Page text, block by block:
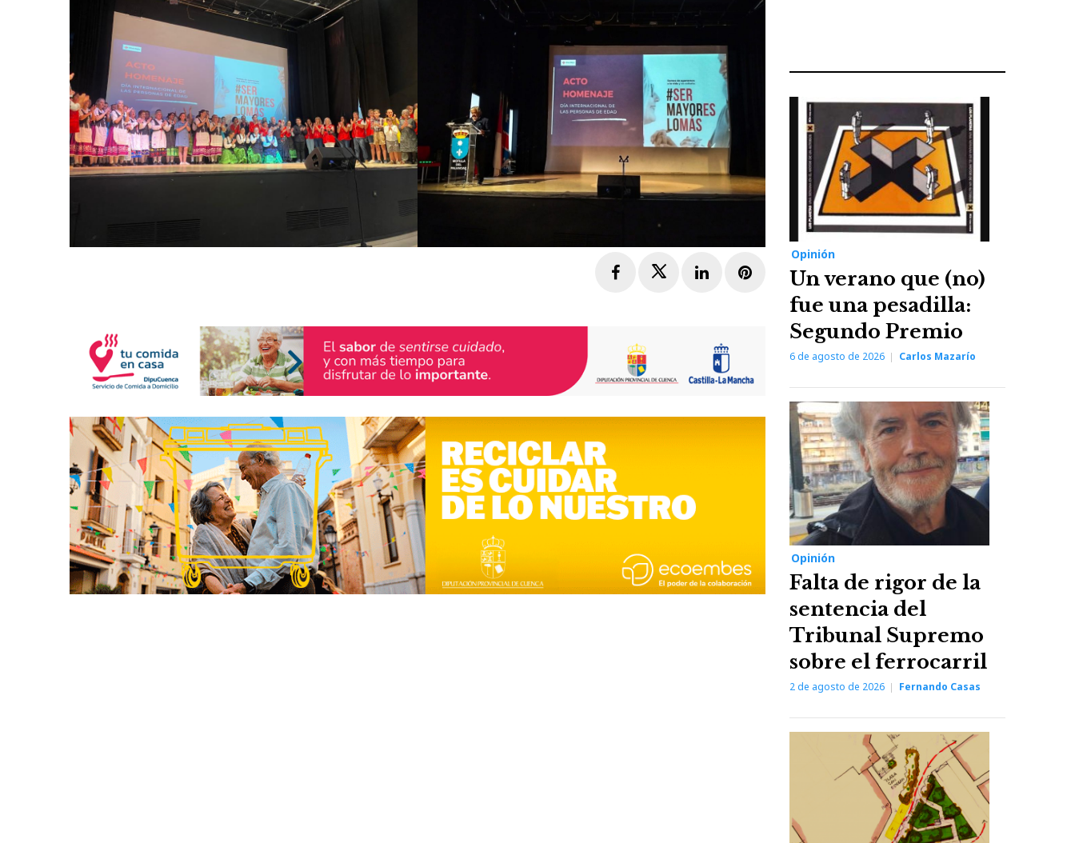
FacebookTwitterLinkedInPinterest
Opinión
Un verano que (no)
fue una pesadilla:
Segundo Premio
6 de agosto de 2026 Carlos Mazarío
Opinión
Falta de rigor de la
sentencia del
Tribunal Supremo
sobre el ferrocarril
2 de agosto de 2026 Fernando Casas